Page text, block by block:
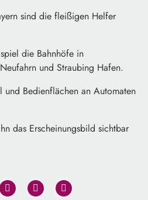
sind die fleißigen Helfer
die Bahnhöfe in
und Straubing Hafen.
und Bedienflächen an Automaten
das Erscheinungsbild sichtbar